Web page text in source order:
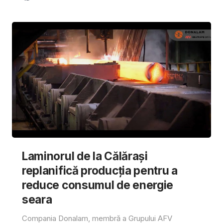
Laminorul de la Călărași
replanifică producția pentru a
reduce consumul de energie
seara
Compania Donalam, membră a Grupului AFV